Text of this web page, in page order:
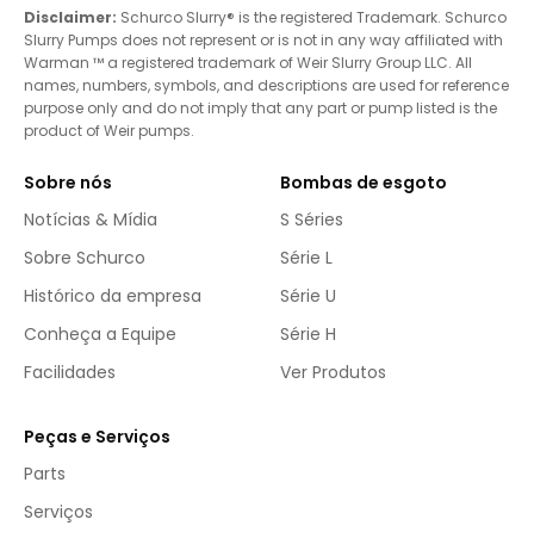
Disclaimer: Schurco Slurry® is the registered Trademark. Schurco
Slurry Pumps does not represent or is not in any way affiliated with
Warman ™ a registered trademark of Weir Slurry Group LLC. All
names, numbers, symbols, and descriptions are used for reference
purpose only and do not imply that any part or pump listed is the
product of Weir pumps.
Sobre nós
Notícias & Mídia
Sobre Schurco
Histórico da empresa
Conheça a Equipe
Facilidades
Bombas de esgoto
S Séries
Série L
Série U
Série H
Ver Produtos
Peças e Serviços
Parts
Serviços